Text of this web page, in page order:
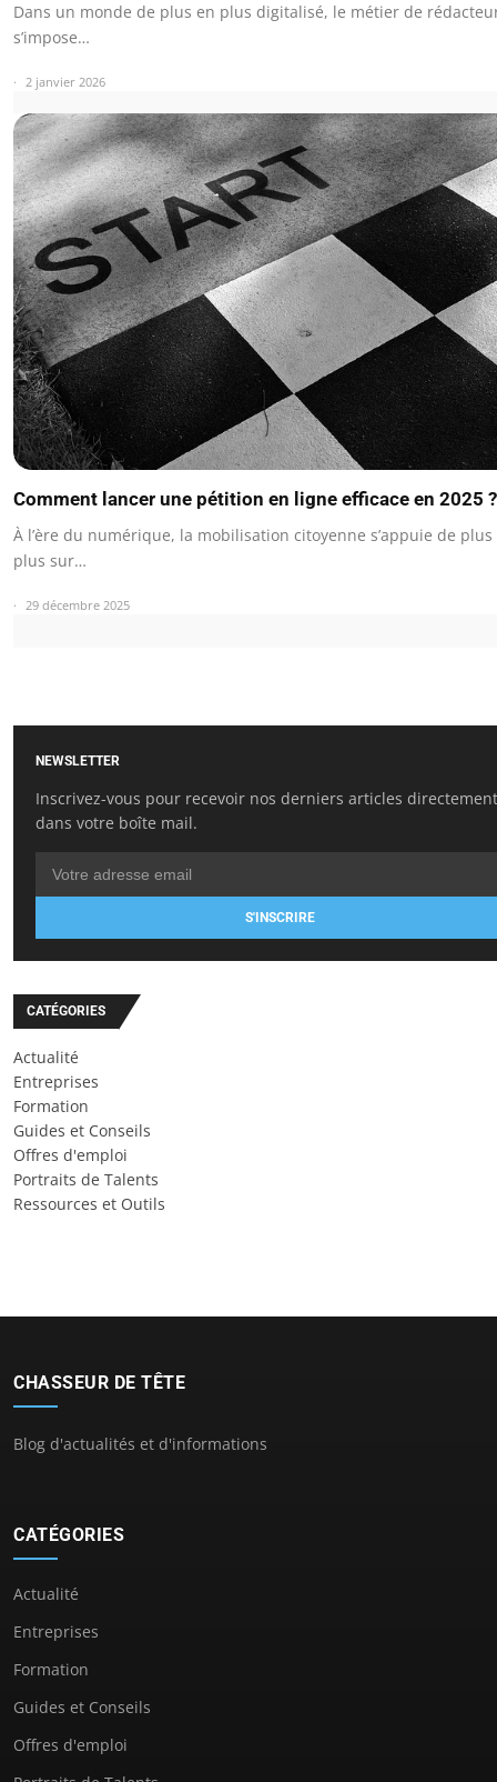
Dans un monde de plus en plus digitalisé, le métier de
s’impose…
2 janvier 2026
Comment lancer une pétition en ligne efficace en 2025 ?
À l’ère du numérique, la mobilisation citoyenne s’appuie de plus
plus sur…
29 décembre 2025
NEWSLETTER
Inscrivez-vous pour recevoir nos derniers articles directement
dans votre boîte mail.
S'INSCRIRE
CATÉGORIES
Actualité
Entreprises
Formation
Guides et Conseils
Offres d'emploi
Portraits de Talents
Ressources et Outils
CHASSEUR DE TÊTE
Blog d'actualités et d'informations
CATÉGORIES
Actualité
Entreprises
Formation
Guides et Conseils
Offres d'emploi